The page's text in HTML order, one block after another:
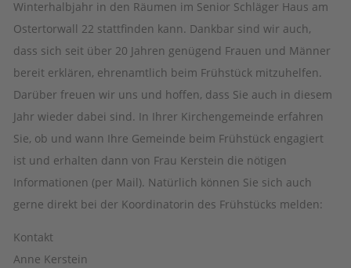
Winterhalbjahr in den Räumen im Senior Schläger Haus am
Ostertorwall 22 stattfinden kann. Dankbar sind wir auch,
dass sich seit über 20 Jahren genügend Frauen und Männer
bereit erklären, ehrenamtlich beim Frühstück mitzuhelfen.
Darüber freuen wir uns und hoffen, dass Sie auch in diesem
Jahr wieder dabei sind. In Ihrer Kirchengemeinde erfahren
Sie, ob und wann Ihre Gemeinde beim Frühstück engagiert
ist und erhalten dann von Frau Kerstein die nötigen
Informationen (per Mail). Natürlich können Sie sich auch
gerne direkt bei der Koordinatorin des Frühstücks melden:
Kontakt
Anne Kerstein